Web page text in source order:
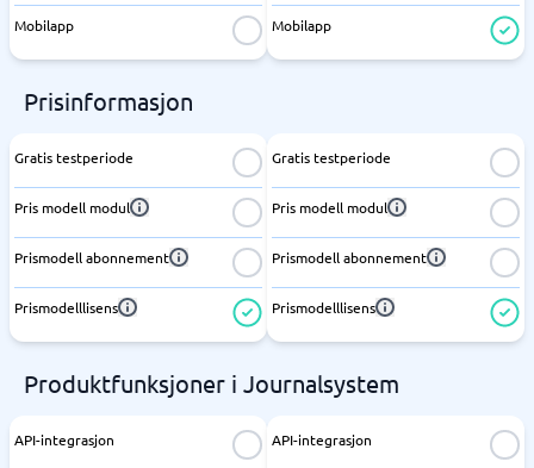
Mobilapp Mobilapp
Prisinformasjon
Gratis testperiode
Pris modell modul
Prismodell abonnement
Prismodelllisens
Gratis testperiode
Pris modell modul
Prismodell abonnement
Prismodelllisens
Produktfunksjoner i Journalsystem
API-integrasjon API-integrasjon